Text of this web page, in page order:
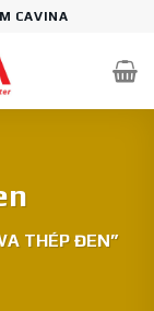
CAVINA
THÉP ĐEN”